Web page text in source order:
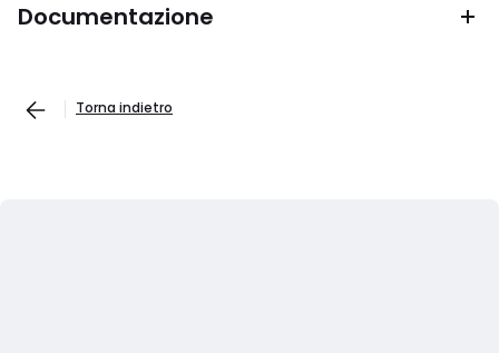
Documentazione
Torna indietro